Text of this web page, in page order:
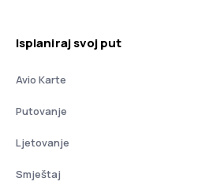
Isplaniraj svoj put
Avio Karte
Putovanje
Ljetovanje
Smještaj